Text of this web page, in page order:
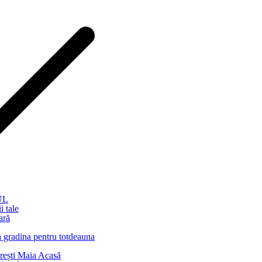
tale
pentru totdeauna
Maia Acasă